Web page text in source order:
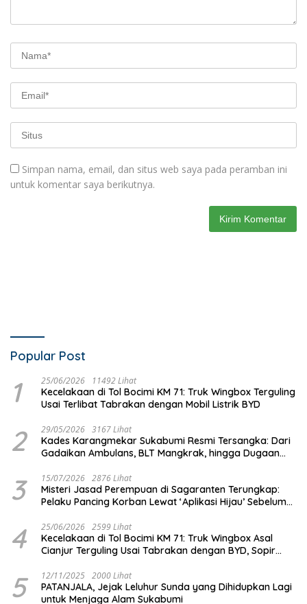
Simpan nama, email, dan situs web saya pada peramban ini
untuk komentar saya berikutnya.
Popular Post
1 25/06/2026 11492 Lihat
Kecelakaan di Tol Bocimi KM 71: Truk Wingbox Terguling
Usai Terlibat Tabrakan dengan Mobil Listrik BYD
2 29/05/2026 3167 Lihat
Kades Karangmekar Sukabumi Resmi Tersangka: Dari
Gadaikan Ambulans, BLT Mangkrak, hingga Dugaan
3 15/07/2026 2876 Lihat
Misteri Jasad Perempuan di Sagaranten Terungkap:
Pelaku Pancing Korban Lewat ‘Aplikasi Hijau’ Sebelum
4 25/06/2026 2599 Lihat
Kecelakaan di Tol Bocimi KM 71: Truk Wingbox Asal
Cianjur Terguling Usai Tabrakan dengan BYD, Sopir
5 12/11/2025 2000 Lihat
PATANJALA, Jejak Leluhur Sunda yang Dihidupkan Lagi
untuk Menjaga Alam Sukabumi